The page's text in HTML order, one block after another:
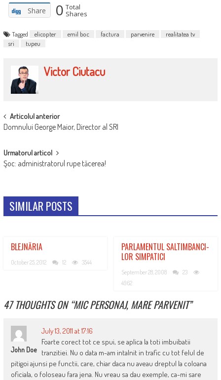
Share 0 Total
Shares
Tagged elicopter emil boc factura parvenire
realitatea tv
sri
tupeu
Victor Ciutacu
POST
NAVIGATION
Articolul anterior
Domnului George Maior, Director al SRI
Urmatorul articol
Şoc: administratorul rupe tăcerea!
SIMILAR POSTS
BLEJNĂRIA
October 25, 2012 12 3544
PARLAMENTUL SALTIMBANCI­
LOR SIMPATICI
September 28, 2008
23
4962
47 THOUGHTS ON “MIC PERSONAJ, MARE PARVENIT”
John Doe
July 13, 2011 at 17:16
Foarte corect tot ce spui, se aplica la toti imbuibatii
tranzitiei. Nu o data m-am intalnit in trafic cu tot felul de
pitigoi ajunsi pe functii, care, chiar daca nu aveau dreptul la coloana
oficiala, o foloseau fara jena. Nu vreau sa dau exemple, ca-mi sare